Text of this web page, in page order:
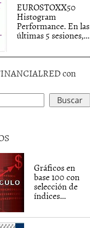
EUROSTOXX50
Histogram
Performance. En las
últimas 5 sesiones,...
con
Gráficos en
base 100 con
selección de
índices...